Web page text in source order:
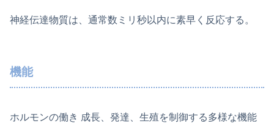
神経伝達物質は、通常数ミリ秒以内に素早く反応する。
機能
ホルモンの働き 成長、発達、生殖を制御する多様な機能